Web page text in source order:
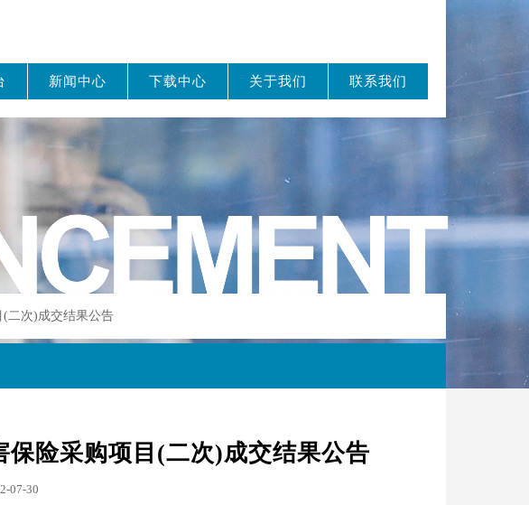
新闻中心 下载中心 关于我们 联系我们
二次)成交结果公告
险采购项目(二次)成交结果公告
07-30